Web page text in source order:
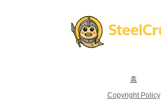
홈
Copyright Policy